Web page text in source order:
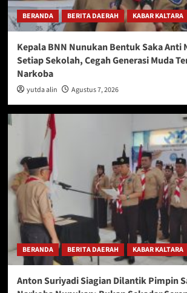
BERANDA BERITA DAERAH KABAR KALTARA
Kepala BNN Nunukan Bentuk Saka Anti
Setiap Sekolah, Cegah Generasi Muda
Narkoba
yutda alin Agustus 7, 2026
BERANDA BERITA DAERAH KABAR KALTARA
Anton Suriyadi Siagian Dilantik Pimpin